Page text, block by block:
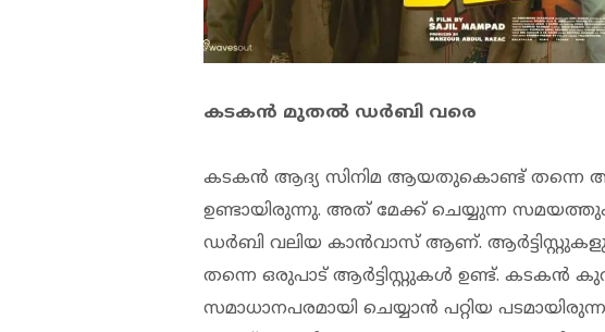
കടകൻ മുതൽ ഡർബി വരെ
കടകൻ ആദ്യ സിനിമ ആയതുകൊണ്ട് തന്നെ
ഉണ്ടായിരുന്നു. അത് മേക്ക് ചെയ്യുന്ന
ഡർബി വലിയ കാൻവാസ്‌ ആണ്.
തന്നെ ഒരുപാട് ആർട്ടിസ്റ്റുകൾ ഉണ്ട്. കടകൻ
സമാധാനപരമായി ചെയ്യാൻ പറ്റിയ